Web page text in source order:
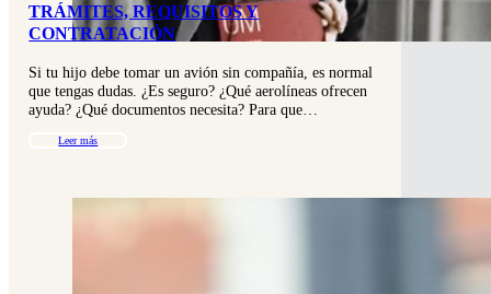
TRÁMITES, REQUISITOS Y
CONTRATACIÓN
Si tu hijo debe tomar un avión sin compañía, es normal
que tengas dudas. ¿Es seguro? ¿Qué aerolíneas ofrecen
ayuda? ¿Qué documentos necesita? Para que…
Leer más